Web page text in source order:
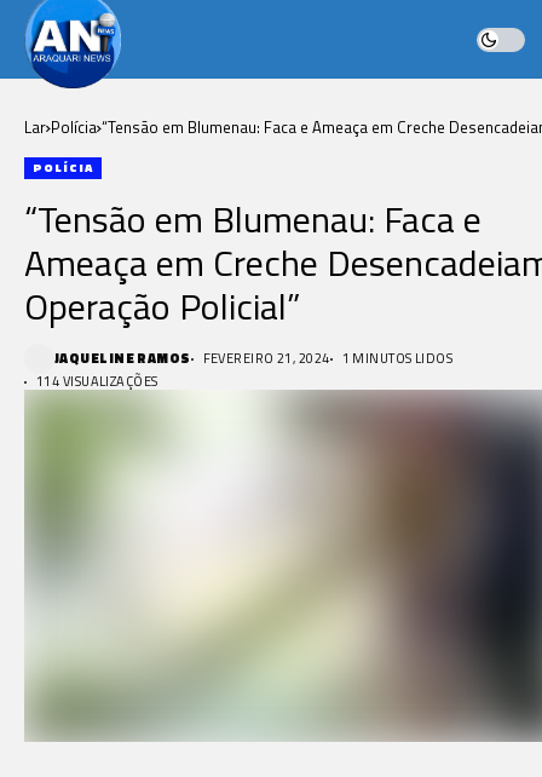
Lar Polícia “Tensão em Blumenau: Faca e Ameaça em Creche
POLÍCIA
“Tensão em Blumenau: Faca e
Ameaça em Creche
Operação Policial”
JAQUELINE RAMOS FEVEREIRO 21, 2024
1 MINUTOS LIDOS
114 VISUALIZAÇÕES